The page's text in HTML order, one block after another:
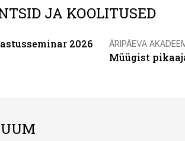
JA KOOLITUSED
2026 ÄRIPÄEVA
Müügist